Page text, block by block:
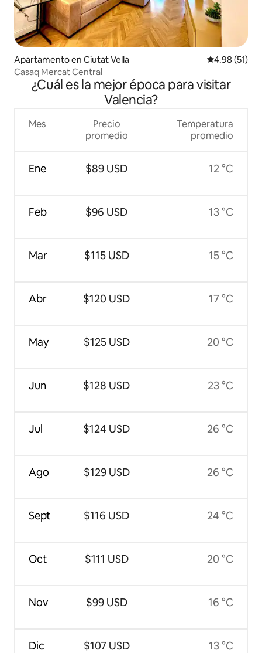
Apartamento en Ciutat Vella Calificación
4.98 (51)
Casaq Mercat Central
¿Cuál es la mejor época para visitar
Valencia?
Mes
Ene
Feb
Mar
Abr
May
Jun
Jul
Ago
Sept
Oct
Nov
Dic
Precio
promedio
$89 USD
$96 USD
$115 USD
$120 USD
$125 USD
$128 USD
$124 USD
$129 USD
$116 USD
$111 USD
$99 USD
$107 USD
Temperatura
promedio
12 °C
13 °C
15 °C
17 °C
20 °C
23 °C
26 °C
26 °C
24 °C
20 °C
16 °C
13 °C